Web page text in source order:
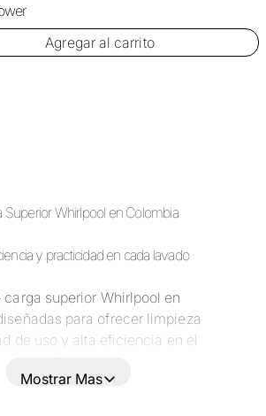
Agregar al carrito
Superior Whirlpool en Colombia
y practicidad en cada lavado
superior Whirlpool en
para ofrecer limpieza
de uso y alta eficiencia en el
Mostrar Mas